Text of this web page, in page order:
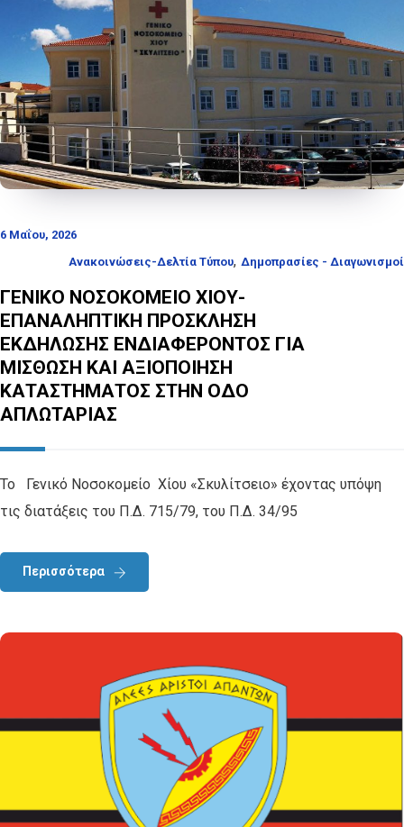
6 Μαΐου, 2026
Ανακοινώσεις-Δελτία Τύπου, Δημοπρασίες - Διαγωνισμοί
ΓΕΝΙΚΟ ΝΟΣΟΚΟΜΕΙΟ ΧΙΟΥ-
ΕΠΑΝΑΛΗΠΤΙΚΗ ΠΡΟΣΚΛΗΣΗ
ΕΚΔΗΛΩΣΗΣ ΕΝΔΙΑΦΕΡΟΝΤΟΣ ΓΙΑ
ΜΙΣΘΩΣΗ ΚΑΙ ΑΞΙΟΠΟΙΗΣΗ
ΚΑΤΑΣΤΗΜΑΤΟΣ ΣΤΗΝ ΟΔΟ
ΑΠΛΩΤΑΡΙΑΣ
Το Γενικό Νοσοκομείο Χίου «Σκυλίτσειο» έχοντας υπόψη
τις διατάξεις του Π.Δ. 715/79, του Π.Δ. 34/95
Περισσότερα